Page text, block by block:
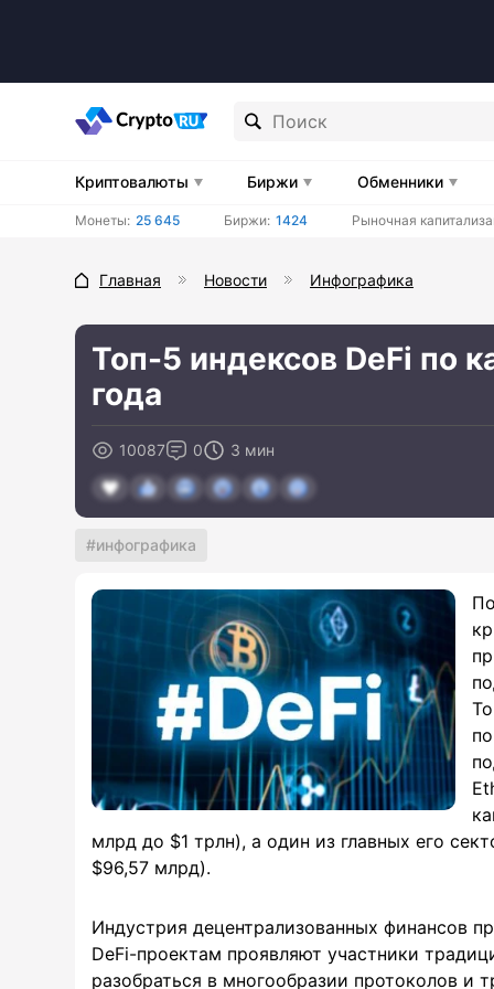
Криптовалюты Биржи Обменники
Монеты: 25 645 Биржи: 1424 Рыночная
Главная Новости Инфографика
Топ-5 индексов DeFi по
года
10087 0 3 мин
инфографика
млрд до $1 трлн), а один из главных его
$96,57 млрд).
Индустрия децентрализованных финансов
DeFi-проектам проявляют участники
разобраться в многообразии протоколов и